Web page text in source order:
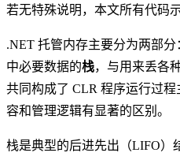
若无特殊说明，本文所有代码
.NET 托管内存主要分为两部
中必要数据的栈，与用来丢各
共同构成了 CLR 程序运行过
容和管理逻辑有显著的区别。
栈是典型的后进先出（LIFO